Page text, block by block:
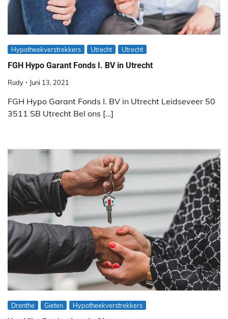
Hypotheekverstrekkers Utrecht Utrecht
FGH Hypo Garant Fonds I. BV in Utrecht
Rudy Juni 13, 2021
FGH Hypo Garant Fonds I. BV in Utrecht Leidseveer 50
3511 SB Utrecht Bel ons […]
Drenthe Gieten Hypotheekverstrekkers